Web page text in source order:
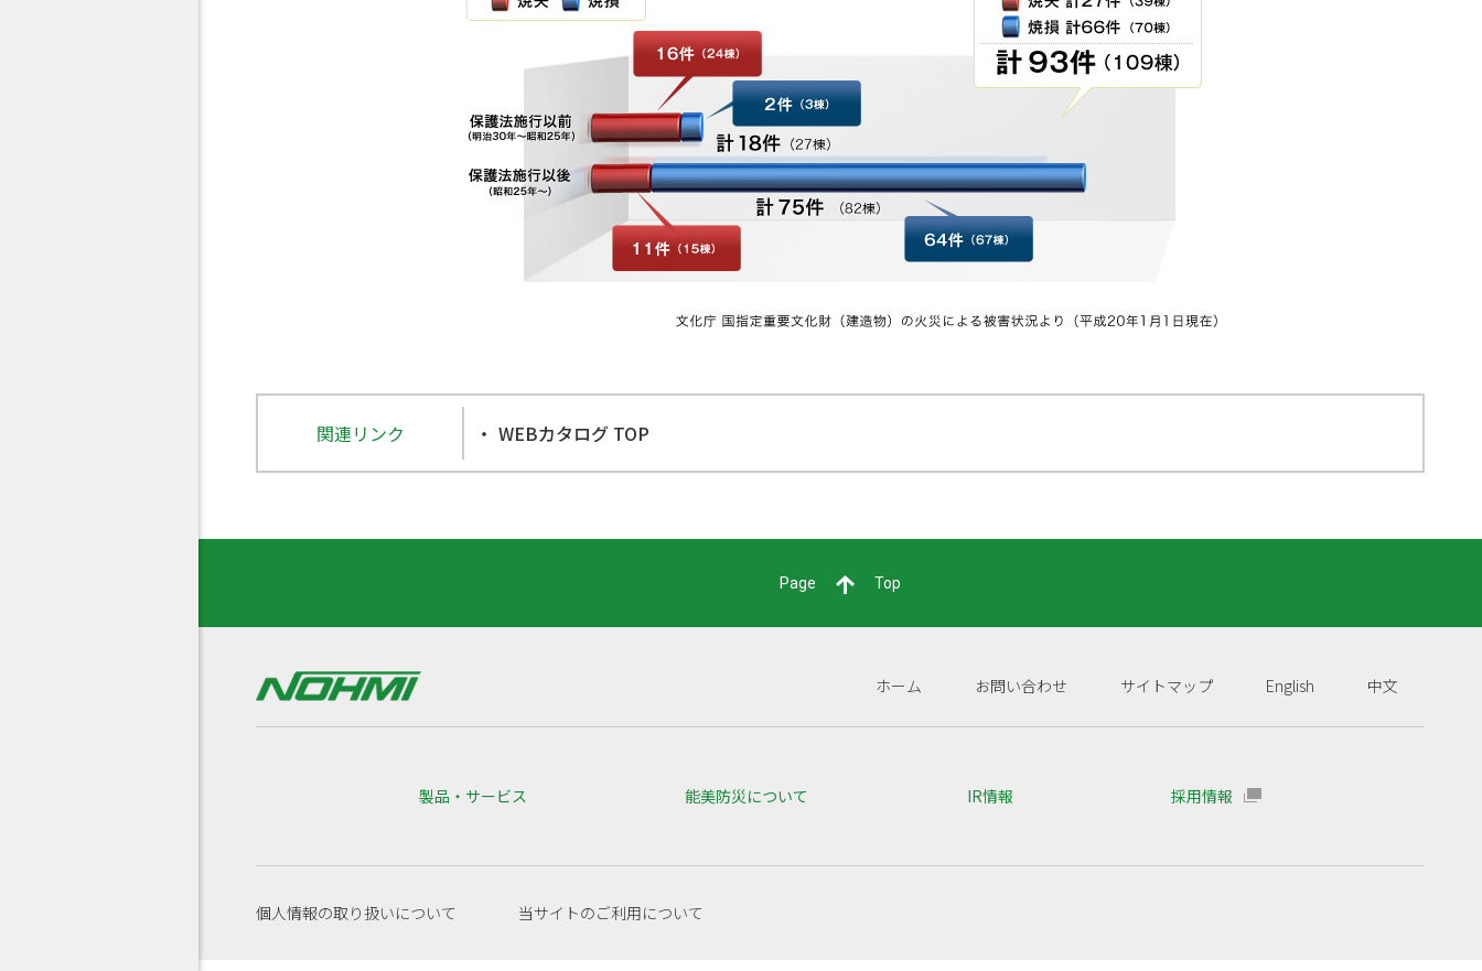
関連リンク WEBカタログ TOP
Page Top
ホーム お問い合わせ サイトマップ English 中文
製品・サービス 能美防災について IR情報 採用情報
個人情報の取り扱いについて 当サイトのご利用について